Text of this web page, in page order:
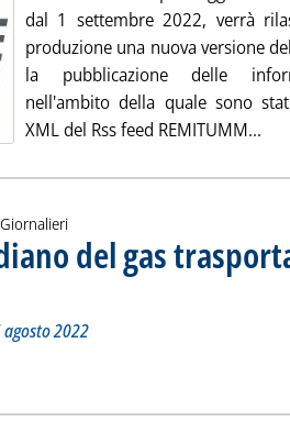
dal 1 settembre 2022, verrà
produzione una nuova versione
la pubblicazione delle
nell'ambito della quale sono
XML del Rss feed REMITUMM...
del gas
del giorno 24 agosto 2022
25 agosto 2022 alle 12.32.
2022
quotidiano del gas
notizia